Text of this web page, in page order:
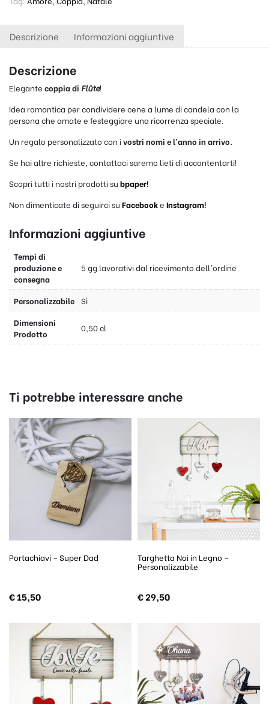
Descrizione Informazioni aggiuntive
Descrizione
Elegante coppia di Flûte!
Idea romantica per condividere cene a lume di candela con la
persona che amate e festeggiare una ricorrenza speciale.
Un regalo personalizzato con ivostri nomi e l’anno in arrivo.
Se hai altre richieste, contattaci saremo lieti di accontentarti!
Scopri tutti i nostri prodotti su bpaper!
Non dimenticate di seguirci su Facebooke Instagram!
Informazioni aggiuntive
Tempi di
produzione e
consegna
5 gg lavorativi dal ricevimento dell'ordine
Personalizzabile Sì
Dimensioni
Prodotto
0,50 cl
Ti potrebbe interessare anche
Portachiavi – Super Dad
€15,50
Targhetta Noi in Legno –
Personalizzabile
€29,50